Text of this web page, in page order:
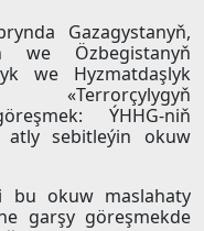
Gazagystanyň,
we Özbegistanyň
we Hyzmatdaşlyk
ÝHHG-niň
atly sebitleýin okuw
bu okuw maslahaty
garşy göreşmekde